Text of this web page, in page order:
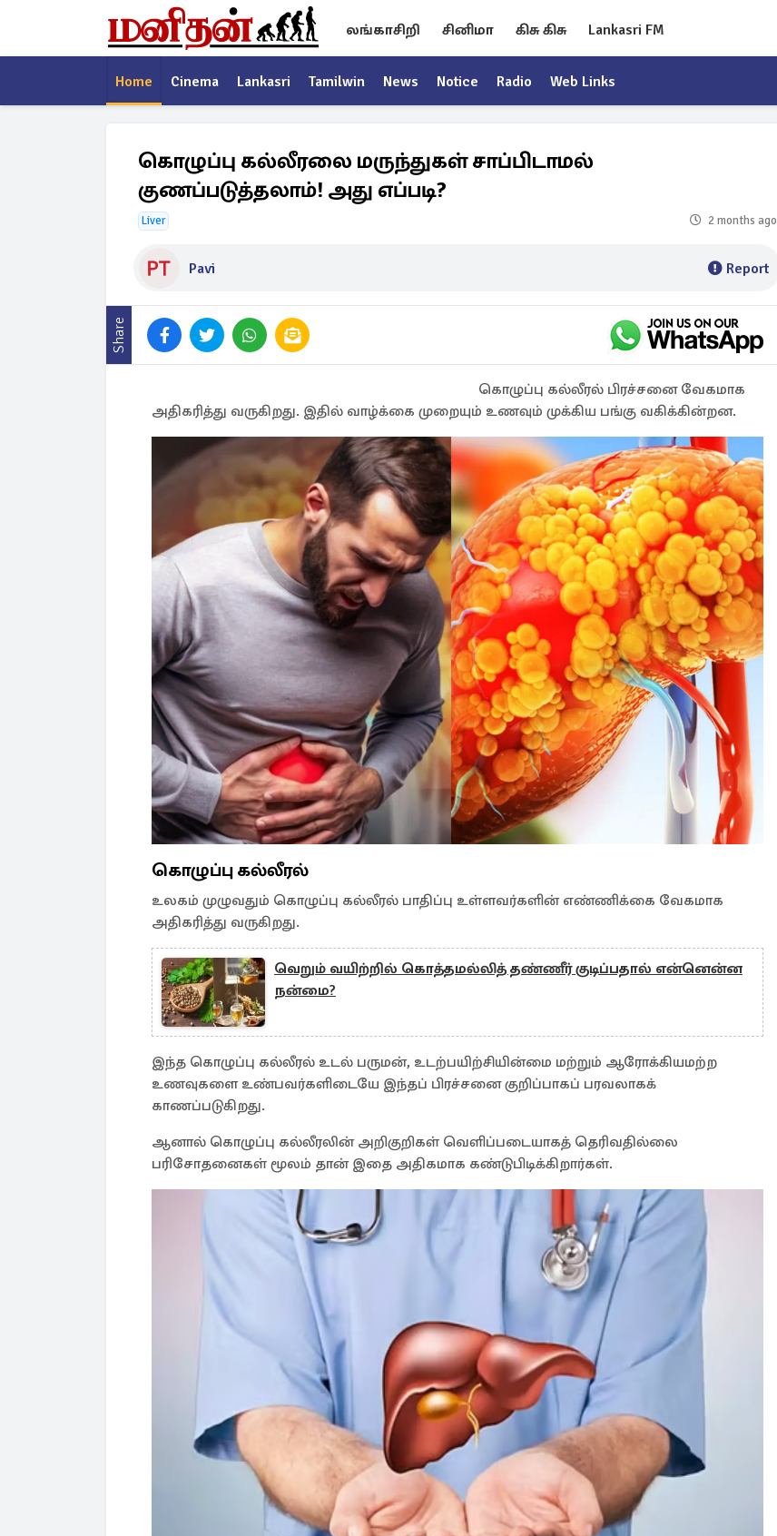
லங்காசிறி சினிமா கிசு கிசு Lankasri FM
Home Cinema Lankasri Tamilwin News Notice Radio Web Links
கொழுப்பு கல்லீரலை மருந்துகள் சாப்பிடாமல்
குணப்படுத்தலாம்! அது எப்படி?
Liver 2 months ago
Pavi Report
Share
கொழுப்பு கல்லீரல் பிரச்சனை வேகமாக
அதிகரித்து வருகிறது. இதில் வாழ்க்கை முறையும் உணவும் முக்கிய பங்கு வகிக்கின்றன.
கொழுப்பு கல்லீரல்
உலகம் முழுவதும் கொழுப்பு கல்லீரல் பாதிப்பு உள்ளவர்களின் எண்ணிக்கை வேகமாக
அதிகரித்து வருகிறது.
வெறும் வயிற்றில் கொத்தமல்லித் தண்ணீர் குடிப்பதால் என்னென்ன
நன்மை?
இந்த கொழுப்பு கல்லீரல் உடல் பருமன், உடற்பயிற்சியின்மை மற்றும் ஆரோக்கியமற்ற
உணவுகளை உண்பவர்களிடையே இந்தப் பிரச்சனை குறிப்பாகப் பரவலாகக்
காணப்படுகிறது.
ஆனால் கொழுப்பு கல்லீரலின் அறிகுறிகள் வெளிப்படையாகத் தெரிவதில்லை
பரிசோதனைகள் மூலம் தான் இதை அதிகமாக கண்டுபிடிக்கிறார்கள்.